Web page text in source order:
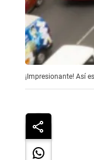
¡Impresionante! Así